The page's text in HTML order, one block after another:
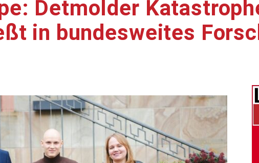
Detmolder
in bundesweites